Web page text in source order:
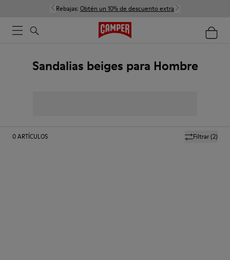
Rebajas: Obtén un 10% de descuento extra
Sandalias beiges para Hombre
Filtrar(2)
0ARTÍCULOS